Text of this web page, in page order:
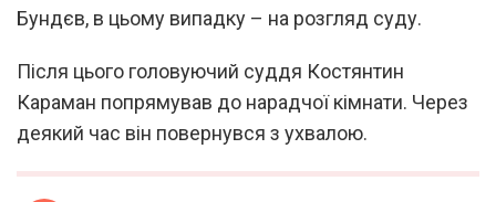
Бундєв, в цьому випадку – на розгляд суду.
Після цього головуючий суддя Костянтин
Караман попрямував до нарадчої кімнати. Через
деякий час він повернувся з ухвалою.